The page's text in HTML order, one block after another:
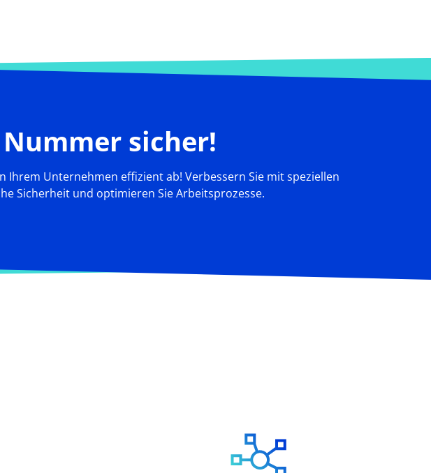
sicher!
Unternehmen effizient ab! Verbessern Sie mit speziellen
Sicherheit und optimieren Sie Arbeitsprozesse.